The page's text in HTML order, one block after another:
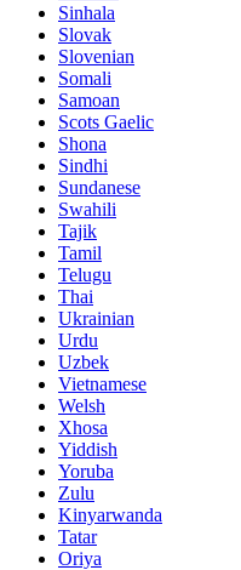
Sinhala
Slovak
Slovenian
Somali
Samoan
Scots Gaelic
Shona
Sindhi
Sundanese
Swahili
Tajik
Tamil
Telugu
Thai
Ukrainian
Urdu
Uzbek
Vietnamese
Welsh
Xhosa
Yiddish
Yoruba
Zulu
Kinyarwanda
Tatar
Oriya